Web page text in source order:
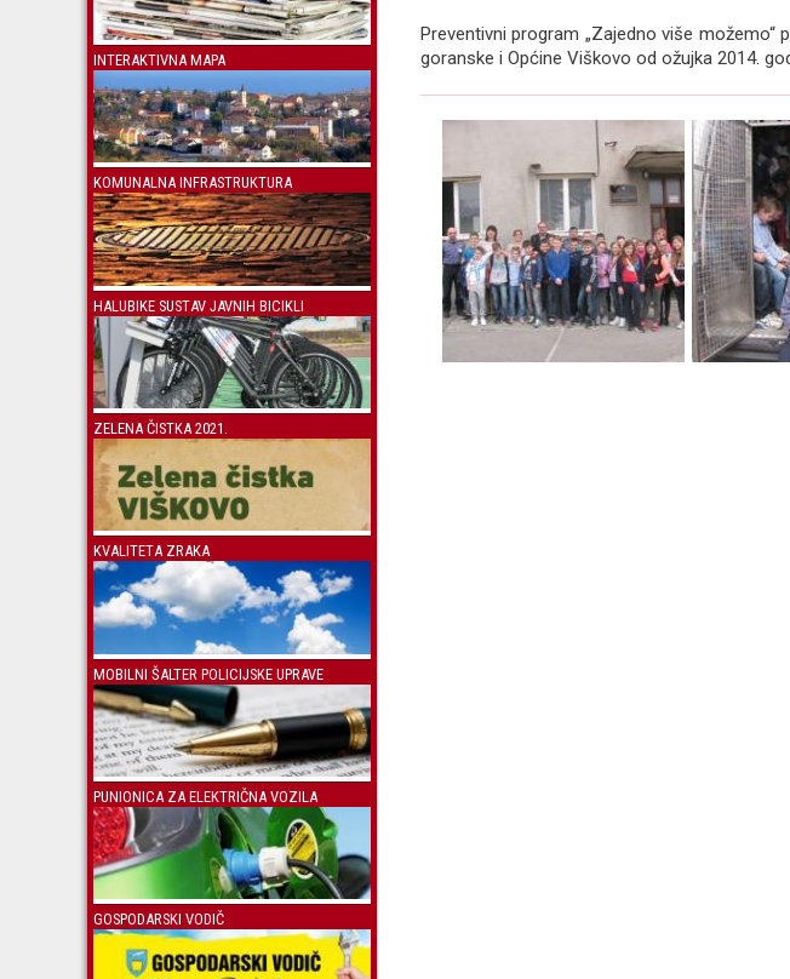
INTERAKTIVNA MAPA
KOMUNALNA INFRASTRUKTURA
HALUBIKE SUSTAV JAVNIH BICIKLI
ZELENA ČISTKA 2021.
KVALITETA ZRAKA
MOBILNI ŠALTER POLICIJSKE UPRAVE
PUNIONICA ZA ELEKTRIČNA VOZILA
GOSPODARSKI VODIČ
Preventivni program „Zajedno više
goranske i Općine Viškovo od ožujka 2014.